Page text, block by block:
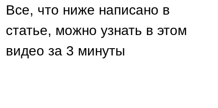
Все, что ниже написано в
статье, можно узнать в этом
видео за 3 минуты